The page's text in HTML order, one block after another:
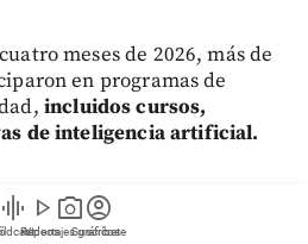
graphic_eq play_arrow
Videos
photo_camera
Reportajes gráficos
account_circle
Suscríbete
meses de 2026, más de
en programas de
incluidos cursos,
de inteligencia artificial.